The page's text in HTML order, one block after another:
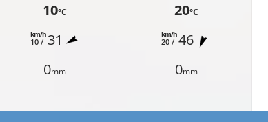
10°C
10 /
km/h 31
0mm
20°C
20 /
km/h46
0mm